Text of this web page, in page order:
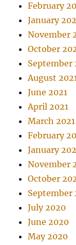
February
January
November
October
September
August
June 2021
April 2021
March 2021
February
January
November
October
September
July 2020
June 2020
May 2020